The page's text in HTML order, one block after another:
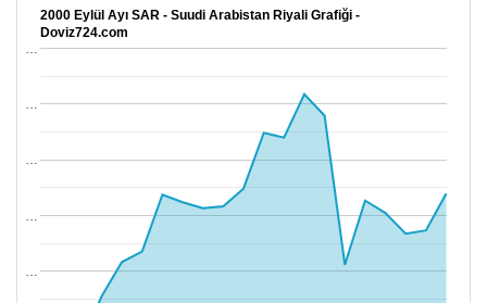
2000 Eylül Ayı SAR - Suudi Arabistan Riyali Grafiği -
Doviz724.com
…
…
…